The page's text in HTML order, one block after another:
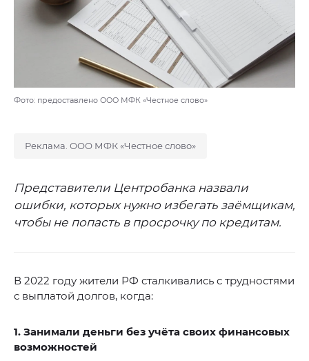
Фото: предоставлено ООО МФК «Честное слово»
Реклама. ООО МФК «Честное слово»
Представители Центробанка назвали
ошибки, которых нужно избегать заёмщикам,
чтобы не попасть в просрочку по кредитам.
В 2022 году жители РФ сталкивались с трудностями
с выплатой долгов, когда:
1. Занимали деньги без учёта своих финансовых
возможностей